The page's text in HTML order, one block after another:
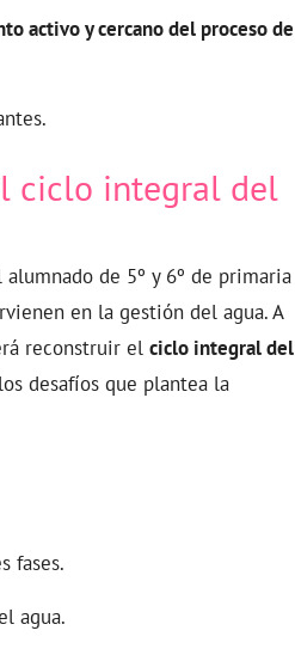
activo y cercano del proceso de
ciclo integral del
de 5º y 6º de primaria
en la gestión del agua. A
reconstruir el ciclo integral del
desafíos que plantea la
fases.
agua.